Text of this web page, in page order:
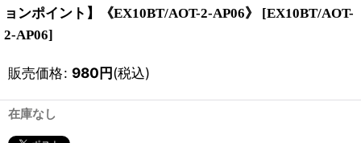
ョンポイント】《EX10BT/AOT-2-AP06》
[EX10BT/AOT-
2-AP06]
販売価格: 980円(税込)
在庫なし